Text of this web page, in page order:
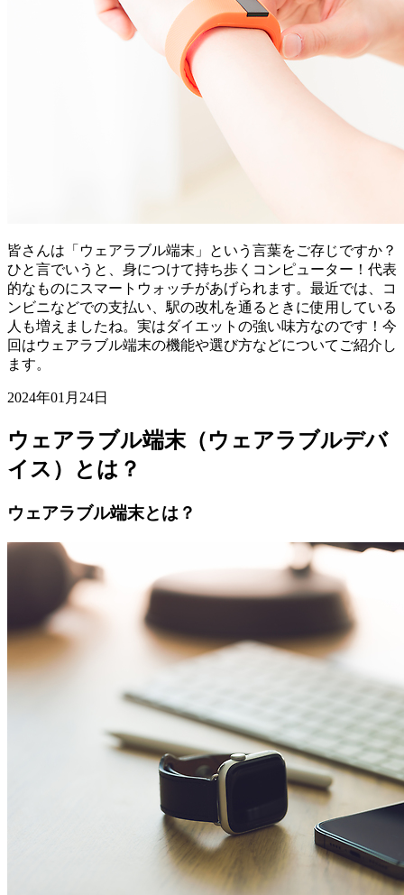
皆さんは「ウェアラブル端末」という言葉をご存じですか？
ひと言でいうと、身につけて持ち歩くコンピューター！代表
的なものにスマートウォッチがあげられます。最近では、コ
ンビニなどでの支払い、駅の改札を通るときに使用している
人も増えましたね。実はダイエットの強い味方なのです！今
回はウェアラブル端末の機能や選び方などについてご紹介し
ます。
2024年01月24日
ウェアラブル端末（ウェアラブルデバ
イス）とは？
ウェアラブル端末とは？